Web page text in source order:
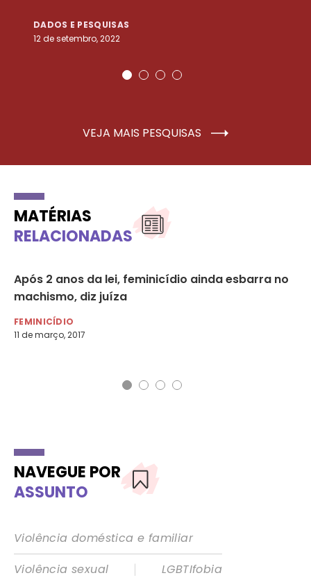
DADOS E PESQUISAS
12 de setembro, 2022
VEJA MAIS PESQUISAS
MATÉRIAS
RELACIONADAS
Após 2 anos da lei, feminicídio ainda esbarra no
machismo, diz juíza
FEMINICÍDIO
11 de março, 2017
NAVEGUE POR
ASSUNTO
Violência doméstica e familiar
Violência sexual
| LGBTIfobia